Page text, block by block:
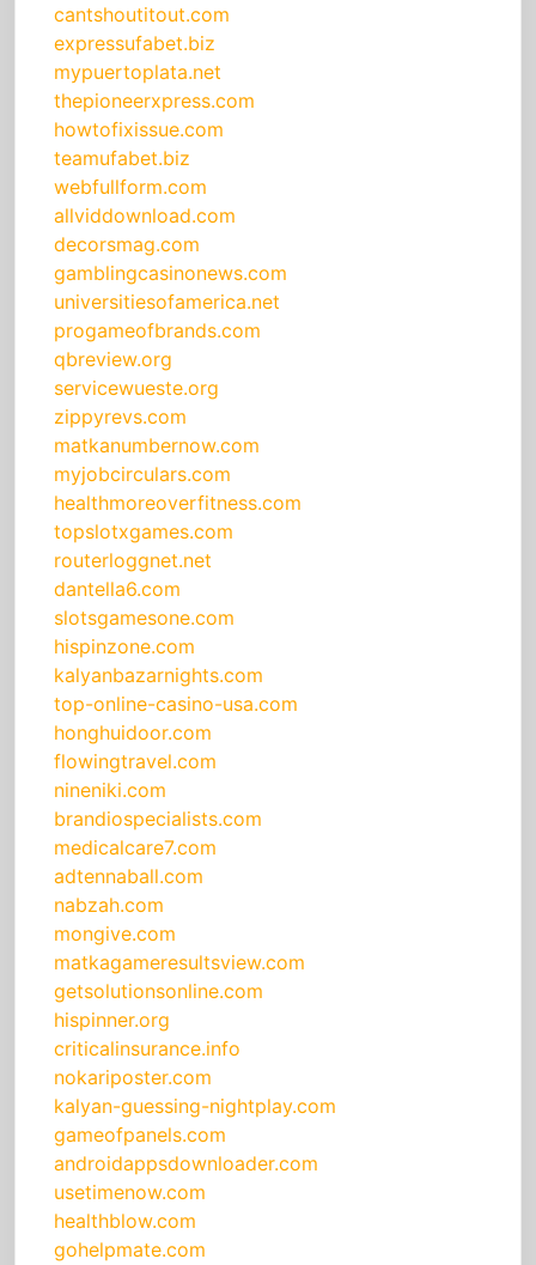
cantshoutitout.com
expressufabet.biz
mypuertoplata.net
thepioneerxpress.com
howtofixissue.com
teamufabet.biz
webfullform.com
allviddownload.com
decorsmag.com
gamblingcasinonews.com
universitiesofamerica.net
progameofbrands.com
qbreview.org
servicewueste.org
zippyrevs.com
matkanumbernow.com
myjobcirculars.com
healthmoreoverfitness.com
topslotxgames.com
routerloggnet.net
dantella6.com
slotsgamesone.com
hispinzone.com
kalyanbazarnights.com
top-online-casino-usa.com
honghuidoor.com
flowingtravel.com
nineniki.com
brandiospecialists.com
medicalcare7.com
adtennaball.com
nabzah.com
mongive.com
matkagameresultsview.com
getsolutionsonline.com
hispinner.org
criticalinsurance.info
nokariposter.com
kalyan-guessing-nightplay.com
gameofpanels.com
androidappsdownloader.com
usetimenow.com
healthblow.com
gohelpmate.com